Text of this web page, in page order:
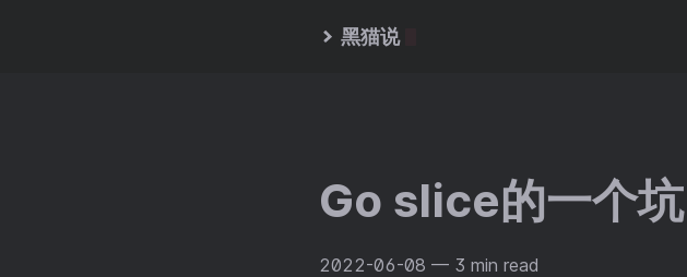
黑猫说
Go slice的一个坑
2022-06-08 — 3 min read